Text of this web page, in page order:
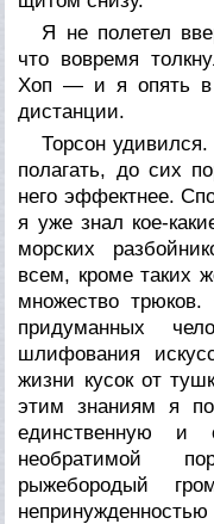
Я не полетел
что вовремя
Хоп — и я опять в
дистанции.
Торсон
полагать, до сих
него эффектнее.
я уже знал кое-
морских
всем, кроме таких
множество
придуманных
шлифования
жизни кусок от
этим знаниям я
единственную
необратимой
рыжебородый